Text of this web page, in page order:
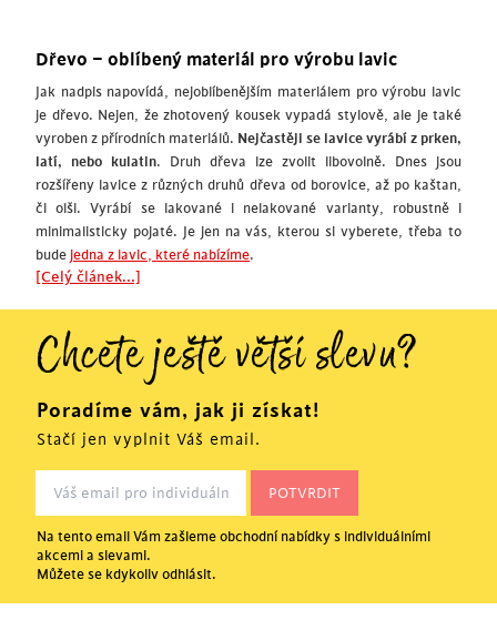
Dřevo – oblíbený materiál pro výrobu lavic
Jak nadpis napovídá, nejoblíbenějším materiálem pro výrobu lavic
je dřevo. Nejen, že zhotovený kousek vypadá stylově, ale je také
vyroben z přírodních materiálů. Nejčastěji se lavice vyrábí z prken,
latí, nebo kulatin. Druh dřeva lze zvolit libovolně. Dnes jsou
rozšířeny lavice z různých druhů dřeva od borovice, až po kaštan,
či olši. Vyrábí se lakované i nelakované varianty, robustně i
minimalisticky pojaté. Je jen na vás, kterou si vyberete, třeba to
bude jedna z lavic, které nabízíme.
[Celý článek...]
Chcete ještě větší slevu?
Poradíme vám, jak ji získat!
Stačí jen vyplnit Váš email.
Na tento email Vám zašleme obchodní nabídky s individuálními
akcemi a slevami.
Můžete se kdykoliv odhlásit.